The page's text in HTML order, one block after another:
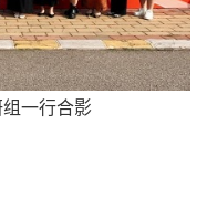
一行合影